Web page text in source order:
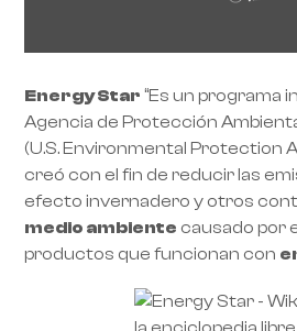
Energy Star “Es un programa
Agencia de Protección
(U.S. Environmental Protection
creó con el fin de reducir las
efecto invernadero y otros
medio ambiente causado por
productos que funcionan con